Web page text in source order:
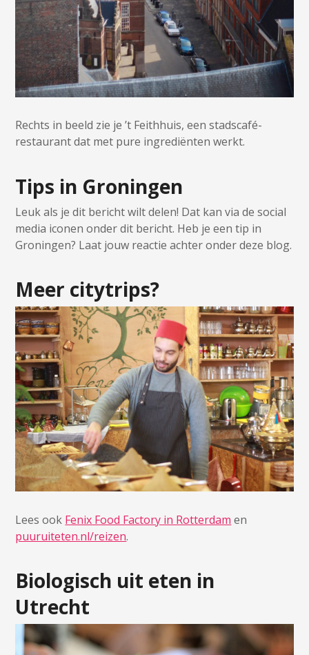
Rechts in beeld zie je ’t Feithhuis, een stadscafé-
restaurant dat met pure ingrediënten werkt.
Tips in Groningen
Leuk als je dit bericht wilt delen! Dat kan via de social
media iconen onder dit bericht. Heb je een tip in
Groningen? Laat jouw reactie achter onder deze blog.
Meer citytrips?
Lees ook Fenix Food Factory in Rotterdam en
puuruiteten.nl/reizen.
Biologisch uit eten in
Utrecht